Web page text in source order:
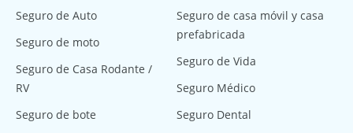
Seguro de Auto
Seguro de moto
Seguro de Casa Rodante /
RV
Seguro de bote
Seguro de casa móvil y casa
prefabricada
Seguro de Vida
Seguro Médico
Seguro Dental